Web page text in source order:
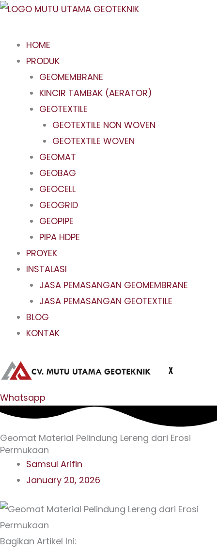
Skip
contentHOME
PRODUK
GEOMEMBRANE
KINCIR TAMBAK (AERATOR)
GEOTEXTILE
GEOTEXTILE NON WOVEN
GEOTEXTILE WOVEN
GEOMAT
GEOBAG
GEOCELL
GEOGRID
GEOPIPE
PIPA HDPE
PROYEK
INSTALASI
JASA PEMASANGAN GEOMEMBRANE
JASA PEMASANGAN GEOTEXTILE
BLOG
KONTAK
X
Whatsapp
Geomat Material Pelindung Lereng dari Erosi
Permukaan
Samsul Arifin
January 20, 2026
Bagikan Artikel Ini: